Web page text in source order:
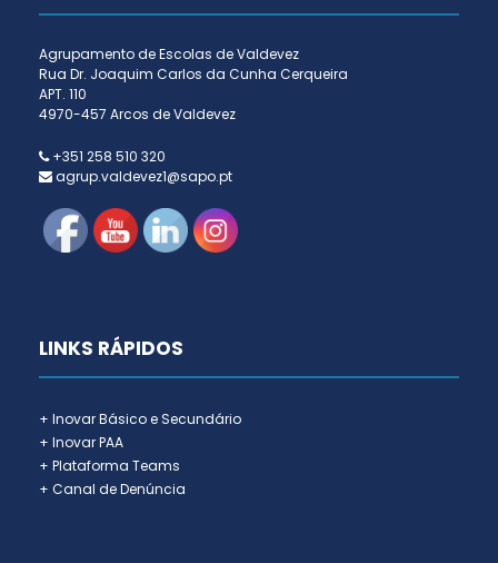
Agrupamento de Escolas de Valdevez
Rua Dr. Joaquim Carlos da Cunha Cerqueira
APT. 110
4970-457 Arcos de Valdevez
+351 258 510 320
agrup.valdevez1@sapo.pt
LINKS RÁPIDOS
+ Inovar Básico e Secundário
+ Inovar PAA
+ Plataforma Teams
+ Canal de Denúncia